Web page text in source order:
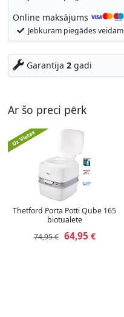
Online maksājums
Jebkuram piegādes veidam
Garantija 2gadi
Ar šo preci pērk
Thetford Porta Potti Qube 165
biotualete
74,95 € 64,95 €